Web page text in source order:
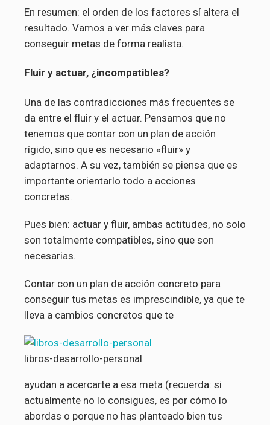
En resumen: el orden de los factores sí altera el
resultado. Vamos a ver más claves para
conseguir metas de forma realista.
Fluir y actuar, ¿incompatibles?
Una de las contradicciones más frecuentes se
da entre el fluir y el actuar. Pensamos que no
tenemos que contar con un plan de acción
rígido, sino que es necesario «fluir» y
adaptarnos. A su vez, también se piensa que es
importante orientarlo todo a acciones
concretas.
Pues bien: actuar y fluir, ambas actitudes, no solo
son totalmente compatibles, sino que son
necesarias.
Contar con un plan de acción concreto para
conseguir tus metas es imprescindible, ya que te
lleva a cambios concretos que te
libros-desarrollo-personal
ayudan a acercarte a esa meta (recuerda: si
actualmente no lo consigues, es por cómo lo
abordas o porque no has planteado bien tus